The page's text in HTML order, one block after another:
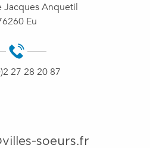
Jacques Anquetil
Eu
27 28 20 87
soeurs.fr